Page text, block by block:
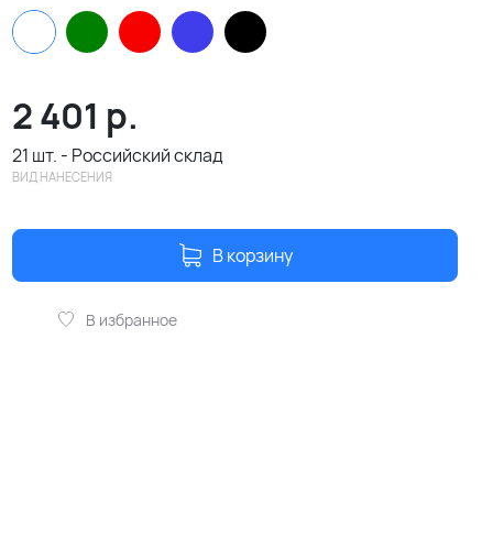
2 401 р.
21 шт. - Российский склад
ВИД НАНЕСЕНИЯ
В корзину
В избранное